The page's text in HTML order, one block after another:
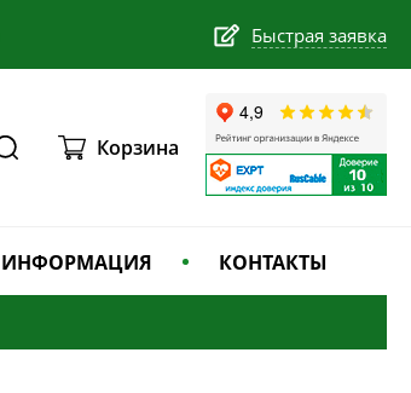
Быстрая заявка
Корзина
ИНФОРМАЦИЯ КОНТАКТЫ